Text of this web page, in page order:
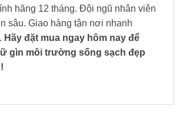
hãng 12 tháng. Đội ngũ nhân viên
sâu. Giao hàng tận nơi nhanh
Hãy đặt mua ngay hôm nay để
gìn môi trường sống sạch đẹp